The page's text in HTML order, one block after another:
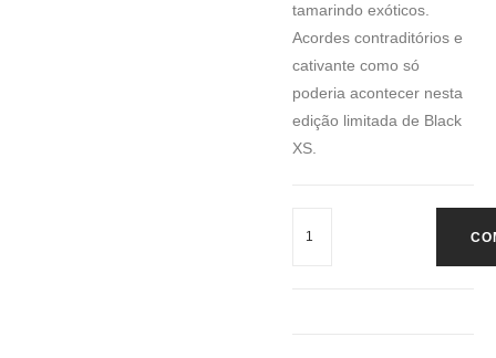
tamarindo exóticos.
Acordes contraditórios e
cativante como só
poderia acontecer nesta
edição limitada de Black
XS.